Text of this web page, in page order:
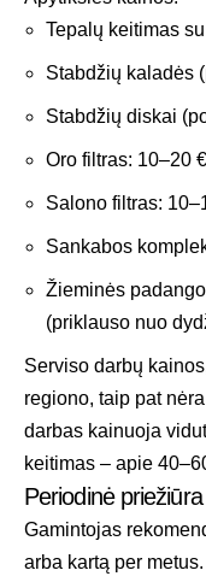
Tepalų keitimas
Stabdžių kaladės
Stabdžių diskai
Oro filtras: 10–20 €
Salono filtras:
Sankabos
Žieminės
(priklauso nuo
Serviso darbų
regiono, taip pat
darbas kainuoja
keitimas – apie
Periodinė
Gamintojas
arba kartą per